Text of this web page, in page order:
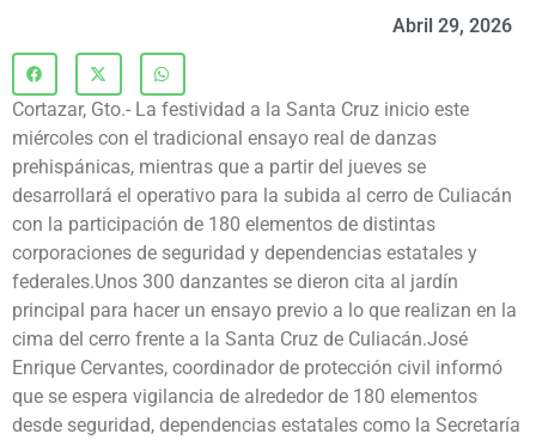
Abril 29, 2026
Cortazar, Gto.- La festividad a la Santa Cruz inicio este
miércoles con el tradicional ensayo real de danzas
prehispánicas, mientras que a partir del jueves se
desarrollará el operativo para la subida al cerro de Culiacán
con la participación de 180 elementos de distintas
corporaciones de seguridad y dependencias estatales y
federales.Unos 300 danzantes se dieron cita al jardín
principal para hacer un ensayo previo a lo que realizan en la
cima del cerro frente a la Santa Cruz de Culiacán.José
Enrique Cervantes, coordinador de protección civil informó
que se espera vigilancia de alrededor de 180 elementos
desde seguridad, dependencias estatales como la Secretaría